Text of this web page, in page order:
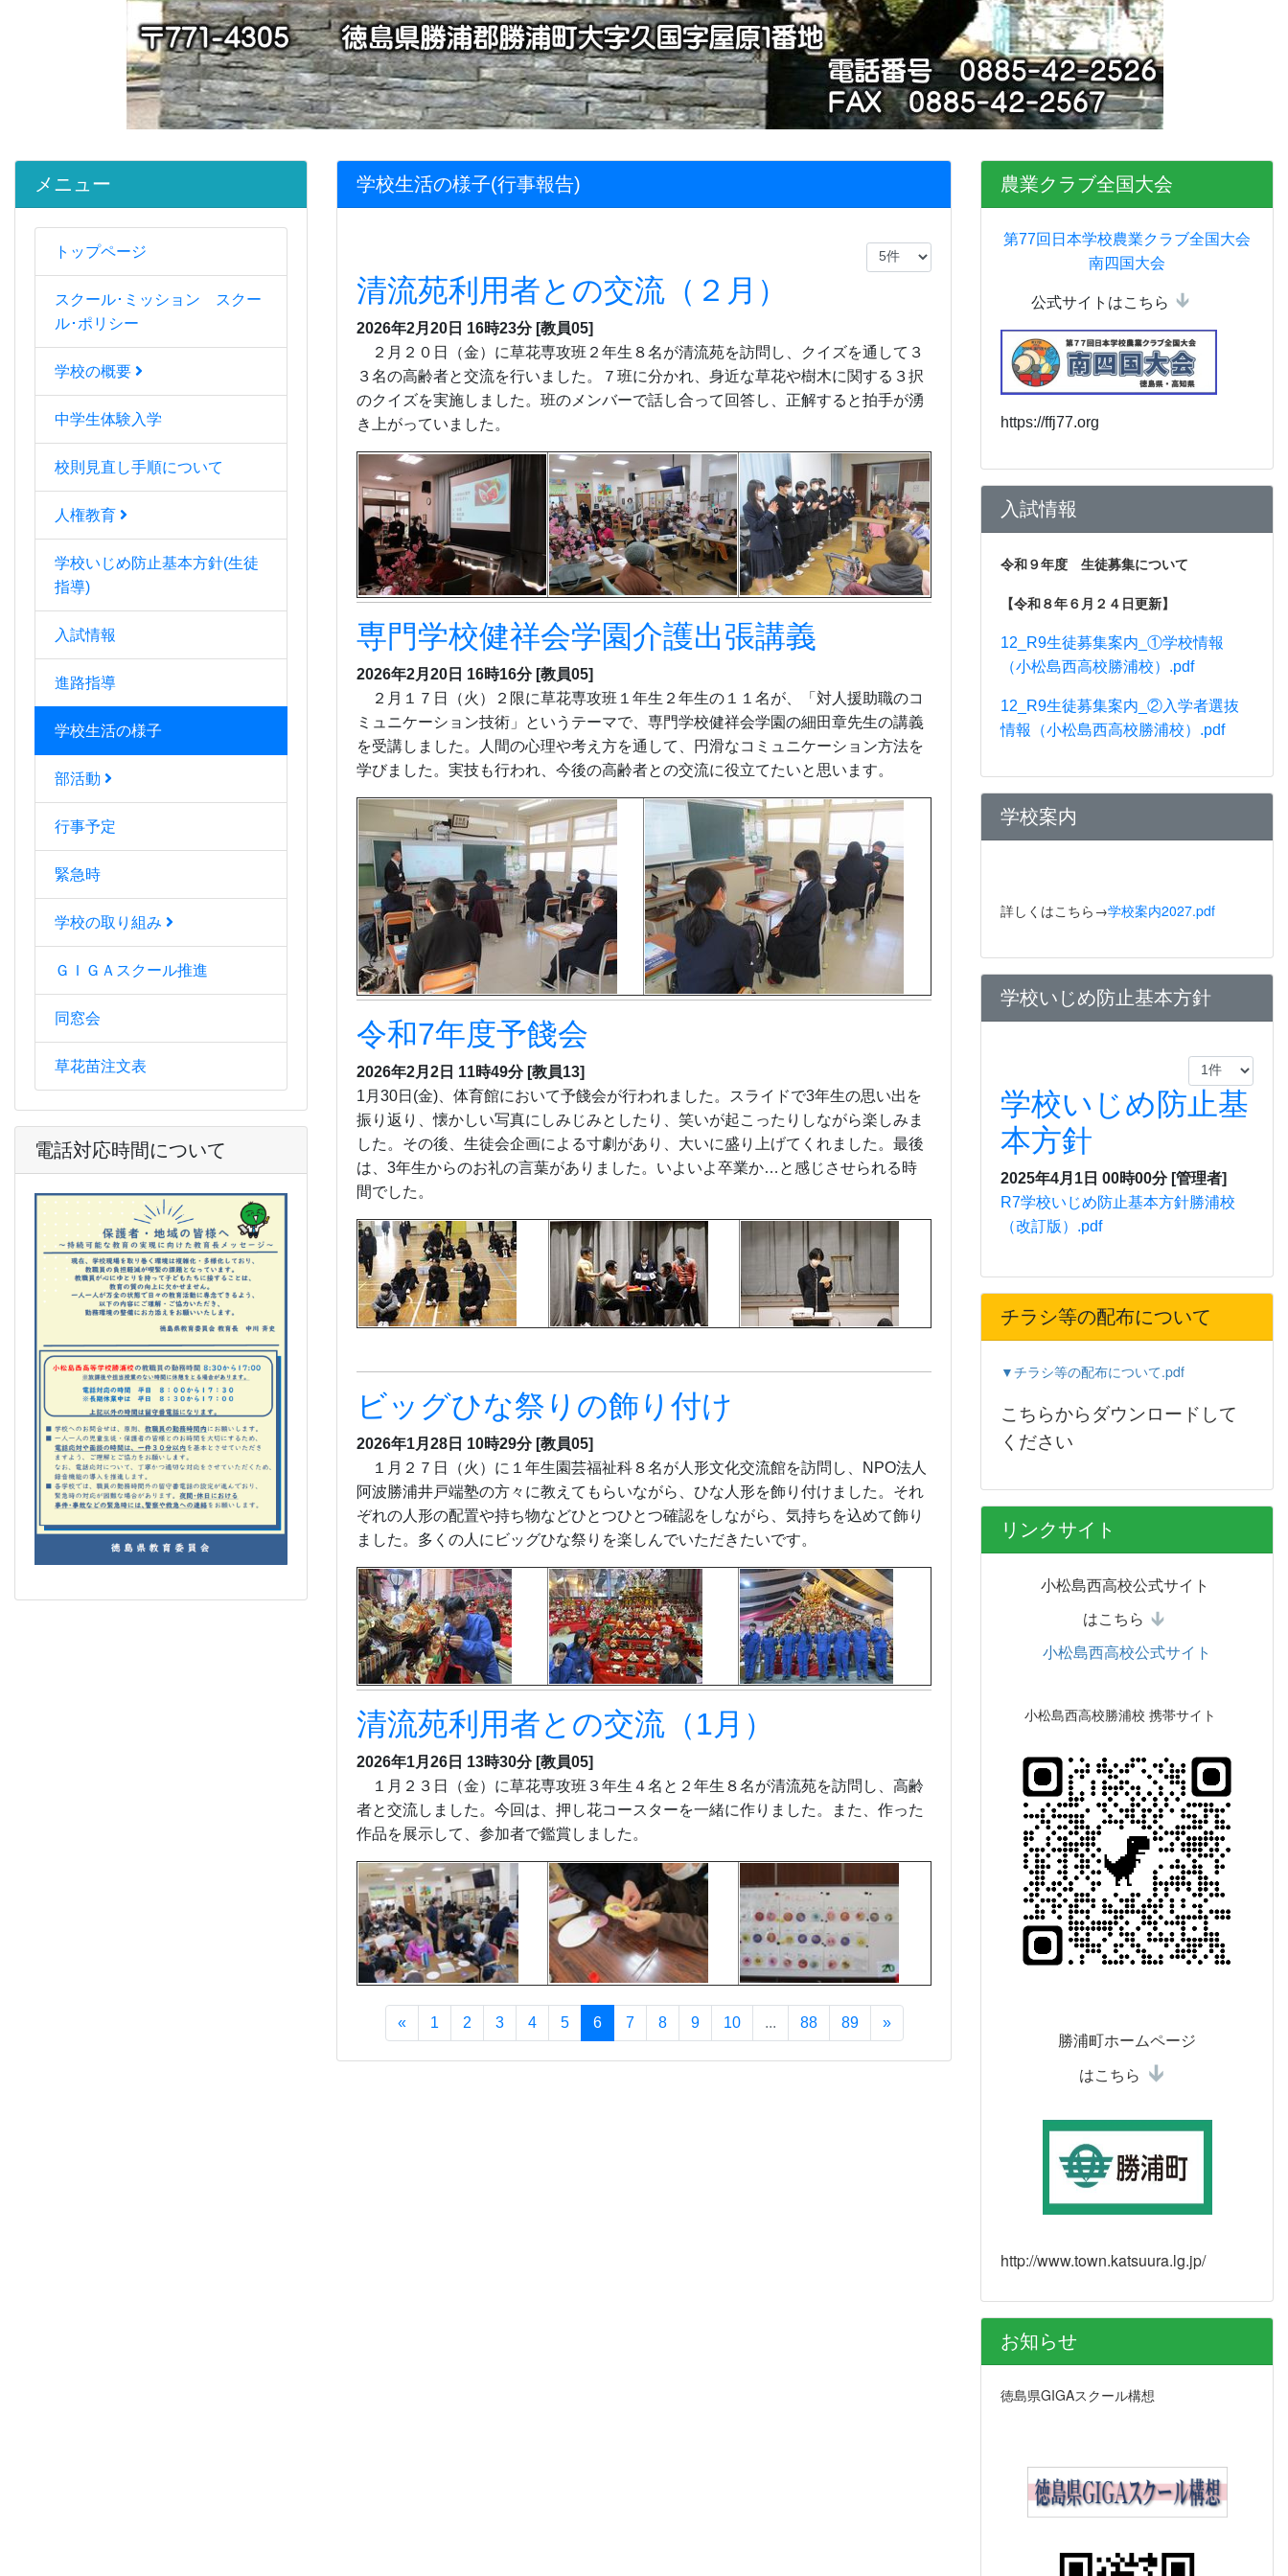
メニュー
トップページ
スクール･ミッション スクー
ル･ポリシー
学校の概要
中学生体験入学
校則見直し手順について
人権教育
学校いじめ防止基本方針(生徒
指導)
入試情報
進路指導
学校生活の様子
部活動
行事予定
緊急時
学校の取り組み
ＧＩＧＡスクール推進
同窓会
草花苗注文表
電話対応時間について
学校生活の様子(行事報告)
清流苑利用者との交流（２月）
2026年2月20日 16時23分 [教員05]
２月２０日（金）に草花専攻班２年生８名が清流苑を訪問し、クイズを通して３
３名の高齢者と交流を行いました。７班に分かれ、身近な草花や樹木に関する３択
のクイズを実施しました。班のメンバーで話し合って回答し、正解すると拍手が湧
き上がっていました。
専門学校健祥会学園介護出張講義
2026年2月20日 16時16分 [教員05]
２月１７日（火）２限に草花専攻班１年生２年生の１１名が、「対人援助職のコ
ミュニケーション技術」というテーマで、 専門学校健祥会学園の細田章先生の講義
を受講しました。人間の心理や考え方を通して、円滑なコミュニケーション方法を
学びました。実技も行われ、今後の高齢者との交流に役立てたいと思います。
令和7年度予餞会
2026年2月2日 11時49分 [教員13]
1月30日(金)、体育館において予餞会が行われました。スライドで3年生の思い出を
振り返り、懐かしい写真にしみじみとしたり、笑いが起こったりしながら楽しみま
した。その後、生徒会企画による寸劇があり、大いに盛り上げてくれました。最後
は、3年生からのお礼の言葉がありました。いよいよ卒業か…と感じさせられる時
間でした。
ビッグひな祭りの飾り付け
2026年1月28日 10時29分 [教員05]
１月２７日（火）に１年生園芸福祉科８名が人形文化交流館を訪問し、NPO法人
阿波勝浦井戸端塾の方々に教えてもらいながら、ひな人形を飾り付けました。それ
ぞれの人形の配置や持ち物などひとつひとつ確認をしながら、気持ちを込めて飾り
ました。多くの人にビッグひな祭りを楽しんでいただきたいです。
清流苑利用者との交流（1月）
2026年1月26日 13時30分 [教員05]
１月２３日（金）に草花専攻班３年生４名と２年生８名が清流苑を訪問し、高齢
者と交流しました。今回は、押し花コースターを一緒に作りました。また、作った
作品を展示して、参加者で鑑賞しました。
« 1 2 3 4 5 6 7 8 9 10 ... 88 89 »
農業クラブ全国大会
第77回日本学校農業クラブ全国大会
南四国大会
公式サイトはこちら
https://ffj77.org
入試情報
令和９年度 生徒募集について
【令和８年６月２４日更新】
12_R9生徒募集案内_①学校情報
（小松島西高校勝浦校）.pdf
12_R9生徒募集案内_②入学者選抜
情報（小松島西高校勝浦校）.pdf
学校案内
詳しくはこちら→学校案内2027.pdf
学校いじめ防止基本方針
学校いじめ防止基
本方針
2025年4月1日 00時00分 [管理者]
R7学校いじめ防止基本方針勝浦校
（改訂版）.pdf
チラシ等の配布について
▼チラシ等の配布について.pdf
こちらからダウンロードして
ください
リンクサイト
小松島西高校公式サイト
はこちら
小松島西高校公式サイト
小松島西高校勝浦校 携帯サイト
勝浦町ホームページ
はこちら
http://www.town.katsuura.lg.jp/
お知らせ
徳島県GIGAスクール構想